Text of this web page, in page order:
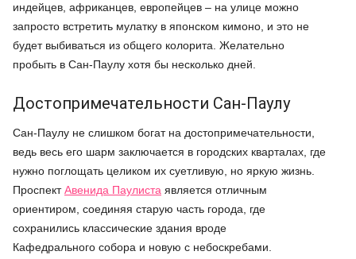
индейцев, африканцев, европейцев – на улице можно
запросто встретить мулатку в японском кимоно, и это не
будет выбиваться из общего колорита. Желательно
пробыть в Сан-Паулу хотя бы несколько дней.
Достопримечательности Сан-Паулу
Сан-Паулу не слишком богат на достопримечательности,
ведь весь его шарм заключается в городских кварталах, где
нужно поглощать целиком их суетливую, но яркую жизнь.
ПроспектАвенида Паулиста является отличным
ориентиром, соединяя старую часть города, где
сохранились классические здания вроде
Кафедрального собора и новую с небоскребами.